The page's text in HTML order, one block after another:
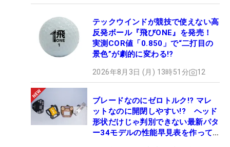
テックウインドが競技で使えない高
反発ボール『飛びONE』を発売！
実測COR値「0.850」で“二打目の
景色”が劇的に変わる!?
2026年8月3日 (月) 13時51分 12
ブレードなのにゼロトルク!? マレ
ットなのに開閉しやすい!? ヘッド
形状だけじゃ判別できない最新パタ
ー34モデルの性能早見表を作って